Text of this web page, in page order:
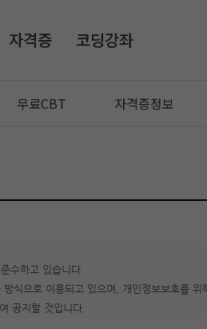
자격증 코딩강좌
무료CBT 자격증정보
수하고 있습니다.
식으로 이용되고 있으며, 개인정보보호를
공지할 것입니다.